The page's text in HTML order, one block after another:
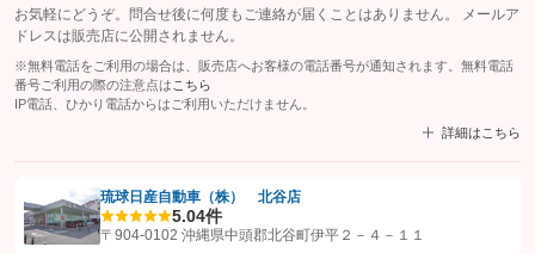
お気軽にどうぞ。問合せ後に何度もご連絡が届くことはありません。 メールア
ドレスは販売店に公開されません。
※無料電話をご利用の場合は、販売店へお客様の電話番号が通知されます。無料電話
番号ご利用の際の注意点は こちら
IP電話、ひかり電話からはご利用いただけません。
詳細はこちら
【STEP1】認証画面でグーネットを友だち追加してから「許可する」ボタンを押
琉球日産自動車（株） 北谷店
5.04件
〒904-0102 沖縄県中頭郡北谷町伊平２－４－１１